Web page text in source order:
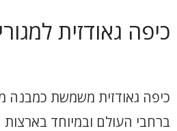
כיפה גאודזית
כיפה גאודזית משמשת כמבנה
ברחבי העולם ובמיוחד